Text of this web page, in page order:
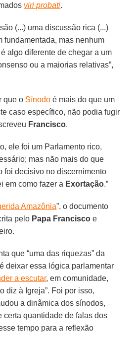
viri probati.
(...) uma discussão rica (...)
fundamentada, mas nenhum
algo diferente de chegar a um
ou a maiorias relativas”,
que o Sínodo é mais do que um
caso específico, não podia fugir
Francisco.
ele foi um Parlamento rico,
mas não mais do que
foi decisivo no discernimento
em como fazer a Exortação.”
Amazônia”, o documento
pelo Papa Francisco e
que “uma das riquezas” da
deixar essa lógica parlamentar
a escutar, em comunidade,
diz à Igreja”. Foi por isso,
a dinâmica dos sínodos,
certa quantidade de falas dos
tempo para a reflexão